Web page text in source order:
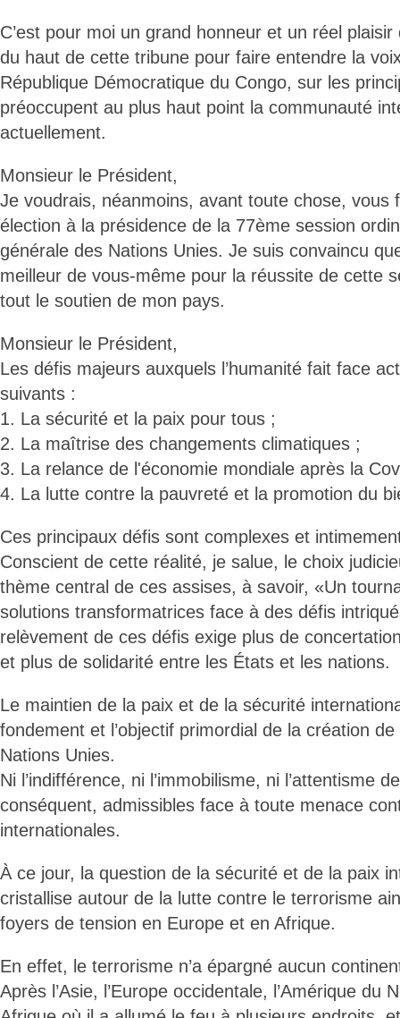
C’est pour moi un grand honneur et un réel
du haut de cette tribune pour faire entendre la
République Démocratique du Congo, sur les
préoccupent au plus haut point la communauté
actuellement.
Monsieur le Président,
Je voudrais, néanmoins, avant toute chose, vous
élection à la présidence de la 77ème session
générale des Nations Unies. Je suis convaincu
meilleur de vous-même pour la réussite de cette
tout le soutien de mon pays.
Monsieur le Président,
Les défis majeurs auxquels l’humanité fait face
suivants :
1. La sécurité et la paix pour tous ;
2. La maîtrise des changements climatiques ;
3. La relance de l'économie mondiale après la
4. La lutte contre la pauvreté et la promotion du
Ces principaux défis sont complexes et
Conscient de cette réalité, je salue, le choix
thème central de ces assises, à savoir, «Un
solutions transformatrices face à des défis
relèvement de ces défis exige plus de
et plus de solidarité entre les États et les nations.
Le maintien de la paix et de la sécurité
fondement et l’objectif primordial de la création de
Nations Unies.
Ni l’indifférence, ni l’immobilisme, ni l’attentisme
conséquent, admissibles face à toute menace
internationales.
À ce jour, la question de la sécurité et de la paix
cristallise autour de la lutte contre le terrorisme
foyers de tension en Europe et en Afrique.
En effet, le terrorisme n’a épargné aucun
Après l’Asie, l’Europe occidentale, l’Amérique du